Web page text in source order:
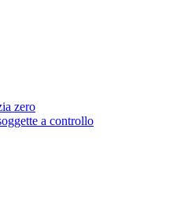
zero
a controllo